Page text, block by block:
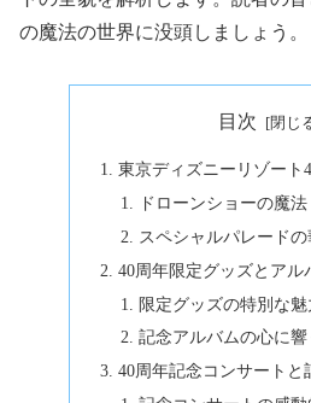
の魔法の世界に没頭しましょう。
目次
東京ディズニーリゾート
ドローンショーの魔法
スペシャルパレードの
40周年限定グッズとアル
限定グッズの特別な魅
記念アルバムの心に響
40周年記念コンサートと